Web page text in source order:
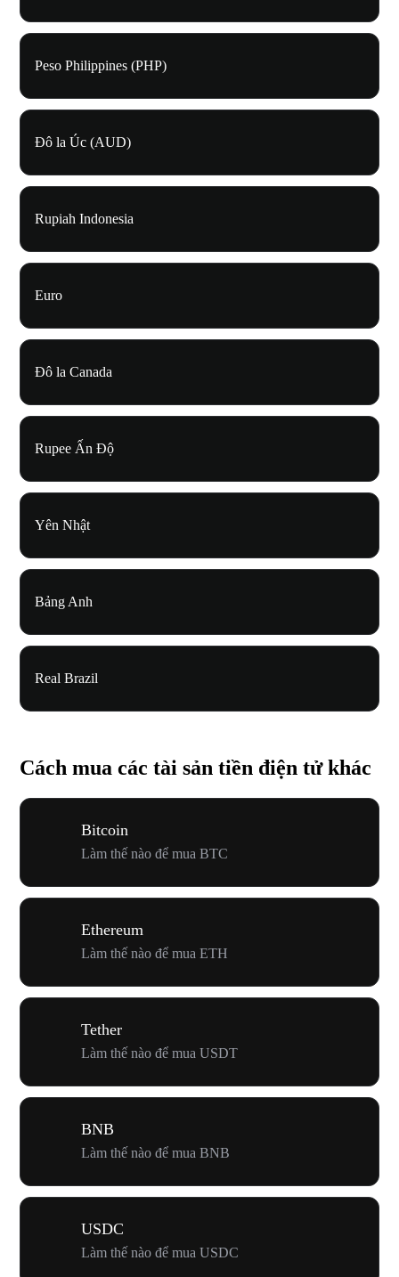
Peso Philippines (PHP)
Đô la Úc (AUD)
Rupiah Indonesia
Euro
Đô la Canada
Rupee Ấn Độ
Yên Nhật
Bảng Anh
Real Brazil
Cách mua các tài sản tiền điện tử khác
Bitcoin
Làm thế nào để mua BTC
Ethereum
Làm thế nào để mua ETH
Tether
Làm thế nào để mua USDT
BNB
Làm thế nào để mua BNB
USDC
Làm thế nào để mua USDC